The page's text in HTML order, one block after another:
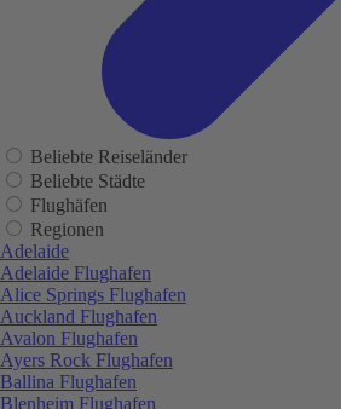
Beliebte Reiseländer
Beliebte Städte
Flughäfen
Regionen
Adelaide
Adelaide Flughafen
Alice Springs Flughafen
Auckland Flughafen
Avalon Flughafen
Ayers Rock Flughafen
Ballina Flughafen
Blenheim Flughafen